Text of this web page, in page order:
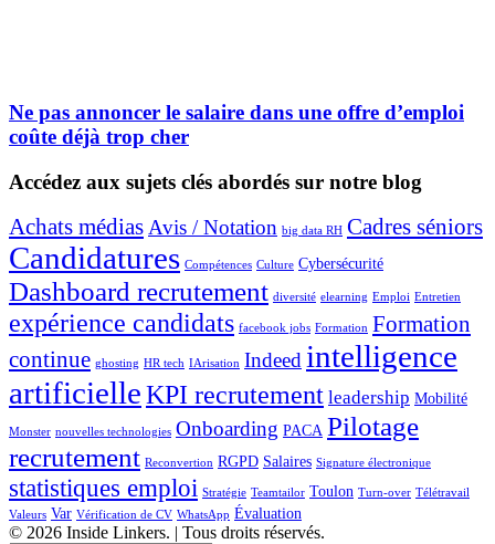
Ne pas annoncer le salaire dans une offre d’emploi
coûte déjà trop cher
Accédez aux sujets clés abordés sur notre blog
Achats médiasAvis / Notation big data RH Cadres séniors
Candidatures Compétences Culture Cybersécurité
Dashboard recrutement diversité elearning Emploi Entretien
expérience candidats facebook jobs Formation Formation
continue ghosting HR tech IArisation Indeedintelligence
artificielleKPI recrutement leadership Mobilité
Monster nouvelles technologies Onboarding PACA Pilotage
recrutement Reconvertion RGPD Salaires Signature électronique
statistiques emploi Stratégie Teamtailor Toulon Turn-over Télétravail
Valeurs Var Vérification de CV WhatsApp Évaluation
© 2026 Inside Linkers. | Tous droits réservés.